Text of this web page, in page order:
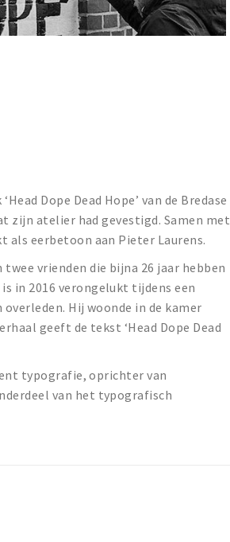
Dope Dead Hope’ van de Bredase
zijn atelier had gevestigd. Samen met
als eerbetoon aan Pieter Laurens.
vrienden die bijna 26 jaar hebben
in 2016 verongelukt tijdens een
Hij woonde in de kamer
geeft de tekst ‘Head Dope Dead
typografie, oprichter van
van het typografisch